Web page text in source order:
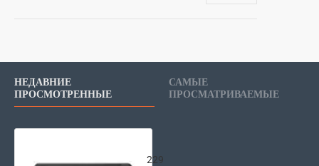
НЕДАВНИЕ
ПРОСМОТРЕННЫЕ
САМЫЕ
ПРОСМАТРИВАЕМЫЕ
229